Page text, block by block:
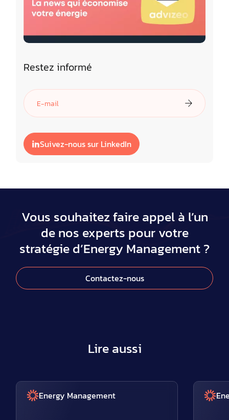
Restez informé
Suivez-nous sur LinkedIn
Vous souhaitez faire appel à l’un
de nos experts pour votre
stratégie d’Energy Management ?
Contactez-nous
Lire aussi
Energy Management